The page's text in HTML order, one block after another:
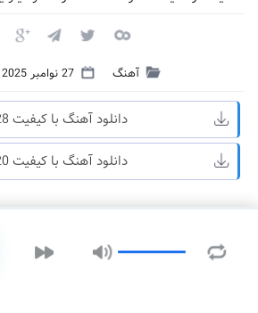
آهنگ 27 نوامبر 2025
دانلود آهنگ با کیفیت 128
دانلود آهنگ با کیفیت 320